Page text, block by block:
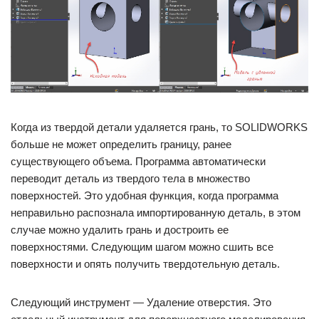
Когда из твердой детали удаляется грань, то SOLIDWORKS
больше не может определить границу, ранее
существующего объема. Программа автоматически
переводит деталь из твердого тела в множество
поверхностей. Это удобная функция, когда программа
неправильно распознала импортированную деталь, в этом
случае можно удалить грань и достроить ее
поверхностями. Следующим шагом можно сшить все
поверхности и опять получить твердотельную деталь.
Следующий инструмент — Удаление отверстия. Это